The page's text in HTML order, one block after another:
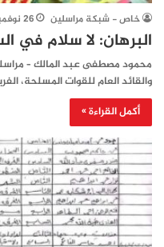
خاص - شبكة مراسلين 26 نوفمبر، 2025
البرهان: لا سلام في
محمود مصطفى عبد المالك –
والقائد العام للقوات المسلحة،
أكمل القراءة »